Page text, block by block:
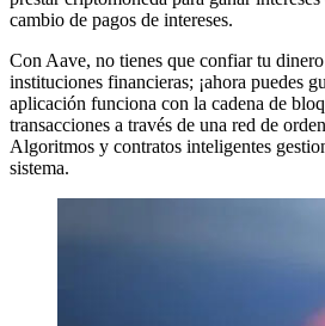
cambio de pagos de intereses.
Con Aave, no tienes que confiar tu
instituciones financieras; ¡ahora puedes
aplicación funciona con la cadena de
transacciones a través de una red de
Algoritmos y contratos inteligentes
sistema.